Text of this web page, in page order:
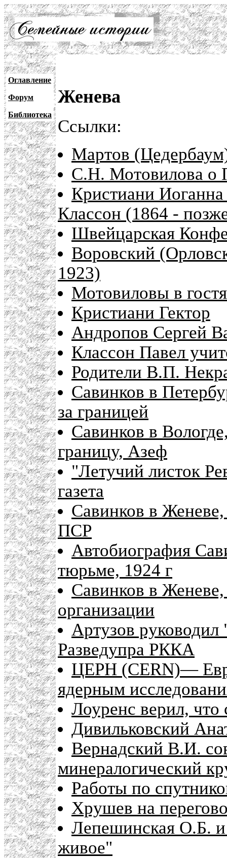
Оглавление
Форум
Библиотека
Женева
Ссылки:
Мартов
С.Н. Мотовилова о
Кристиани
Классон (1864 -
Швейцарская
Воровский
1923)
Мотовиловы в
Кристиани Гектор
Андропов Сергей
Классон Павел
Родители В.П.
Савинков в
за границей
Савинков в
границу, Азеф
"Летучий листок
газета
Савинков в Женеве,
ПСР
Автобиография
тюрьме, 1924 г
Савинков в
организации
Артузов
Разведупра РККА
ЦЕРН (CERN)—
ядерным
Лоуренс верил,
Дивильковский
Вернадский В.И.
минералогический
Работы по
Хрушев на
Лепешинская О.Б. и
живое"